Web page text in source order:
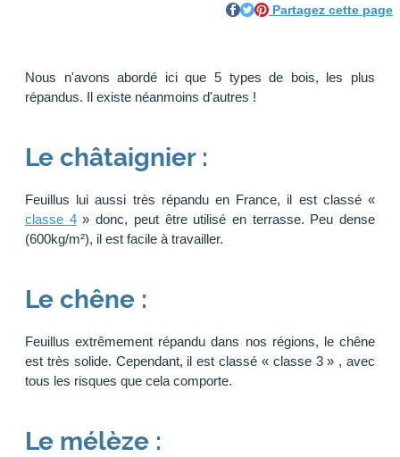
Partagez cette page
Nous n'avons abordé ici que 5 types de bois, les plus
répandus. Il existe néanmoins d'autres !
Le châtaignier :
Feuillus lui aussi très répandu en France, il est classé «
classe 4» donc, peut être utilisé en terrasse. Peu dense
(600kg/m²), il est facile à travailler.
Le chêne :
Feuillus extrêmement répandu dans nos régions, le chêne
est très solide. Cependant, il est classé « classe 3 » , avec
tous les risques que cela comporte.
Le mélèze :